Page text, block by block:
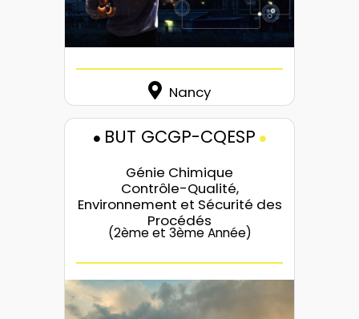
Nancy
BUT GCGP-CQESP
Génie Chimique
Contrôle-Qualité,
Environnement et Sécurité des
Procédés
(2ème et 3ème Année)